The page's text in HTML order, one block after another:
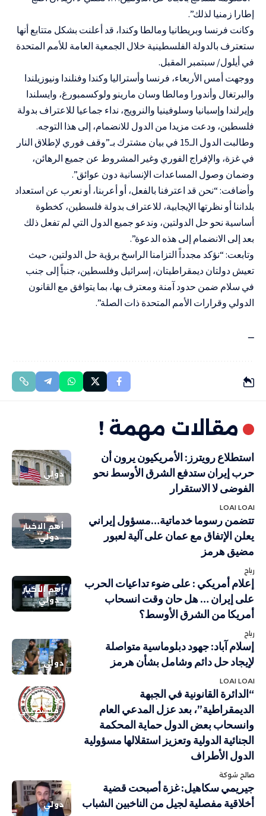
إطارا زمنيا لذلك”.
وكانت فرنسا وبريطانيا ومالطا وكندا، قد أعلنت بشكل متتابع أنها
ستعترف بالدولة الفلسطينية خلال الجمعية العامة للأمم المتحدة
في أيلول/ سبتمبر المقبل.
ووجهت أمس الأربعاء، فرنسا وأستراليا وكندا وفنلندا ونيوزيلندا
والبرتغال وأندورا ومالطا وسان مارينو ولوكسمبورغ، وايسلندا
وإيرلندا وإسبانيا وسلوفينيا والنرويج، نداء جماعيا للاعتراف بدولة
فلسطين، ودعت مزيدا من الدول للانضمام، إلى هذا التوجه.
وطالبت الدول الـ15 في بيان مشترك بـ”وقف فوري لإطلاق النار
في غزة، والإفراج الفوري وغير المشروط عن جميع الرهائن،
وضمان وصول المساعدات الإنسانية دون عوائق”.
وأضافت: “نحن قد اعترفنا بالفعل، أو أعربنا، أو نعرب عن استعداد
بلداننا أو نظرتها الإيجابية، للاعتراف بدولة فلسطين، كخطوة
أساسية نحو حل الدولتين، وندعو جميع الدول التي لم تفعل ذلك
بعد إلى الانضمام إلى هذه الدعوة”.
وتابعت: “نؤكد مجدداً التزامنا الراسخ برؤية حل الدولتين، حيث
تعيش دولتان ديمقراطيتان، إسرائيل وفلسطين، جنباً إلى جنب
في سلام ضمن حدود آمنة ومعترف بها، بما يتوافق مع القانون
الدولي وقرارات الأمم المتحدة ذات الصلة”.
ــ
مقالات مهمة !
دولي
استطلاع رويترز: الأمريكيون يرون أن
حرب إيران ستدفع الشرق الأوسط نحو
الفوضى لا الاستقرار
LOAI LOAI
أهم الاخبار
دولي
تتضمن رسوما خدماتية…مسؤول إيراني
يعلن الإتفاق مع عمان على آلية لعبور
مضيق هرمز
رباح
أهم الاخبار
دولي
إعلام أمريكي : على ضوء تداعيات الحرب
على إيران … هل حان وقت انسحاب
أمريكا من الشرق الأوسط؟
رباح
دولي
إسلام آباد: جهود دبلوماسية متواصلة
لإيجاد حل دائم وشامل بشأن هرمز
LOAI LOAI
دولي
فلسطيني
“الدائرة القانونية في الجبهة
الديمقراطية”، بعد عزل المدعي العام
وانسحاب بعض الدول حماية المحكمة
الجنائية الدولية وتعزيز استقلالها مسؤولية
الدول الأطراف
صالح شوكة
دولي
جيريمي سكاهيل: غزة أصبحت قضية
أخلاقية مفصلية لجيل من الناخبين الشباب